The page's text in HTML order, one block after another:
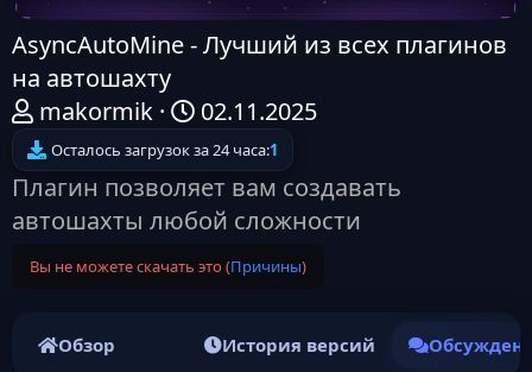
AsyncAutoMine - Лучший из всех плагинов
на автошахту
А
в
т
о
т
м
makormik
Д
а
т
а
а
а
02.11.2025
Осталось загрузок за 24 часа:1
Плагин позволяет вам создавать
автошахты любой сложности
Вы не можете скачать это (Причины)
Обзор История версий